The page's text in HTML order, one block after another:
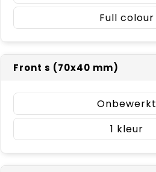
Full colour
Front s (70x40 mm)
Onbewerkt
1